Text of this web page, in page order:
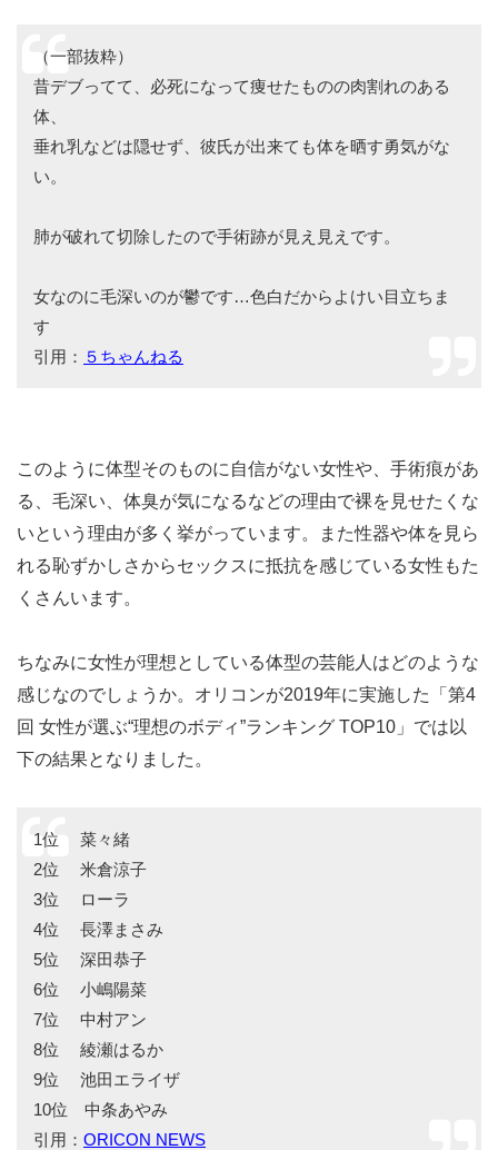
（一部抜粋）
昔デブってて、必死になって痩せたものの肉割れのある
体、
垂れ乳などは隠せず、彼氏が出来ても体を晒す勇気がな
い。
肺が破れて切除したので手術跡が見え見えです。
女なのに毛深いのが鬱です…色白だからよけい目立ちま
す
引用： ５ちゃんねる
このように体型そのものに自信がない女性や、手術痕があ
る、毛深い、体臭が気になるなどの理由で裸を見せたくな
いという理由が多く挙がっています。また性器や体を見ら
れる恥ずかしさからセックスに抵抗を感じている女性もた
くさんいます。
ちなみに女性が理想としている体型の芸能人はどのような
感じなのでしょうか。オリコンが2019年に実施した「第4
回 女性が選ぶ“理想のボディ”ランキング TOP10」では以
下の結果となりました。
1位 菜々緒
2位 米倉涼子
3位 ローラ
4位 長澤まさみ
5位 深田恭子
6位 小嶋陽菜
7位 中村アン
8位 綾瀬はるか
9位 池田エライザ
10位 中条あやみ
引用： ORICON NEWS